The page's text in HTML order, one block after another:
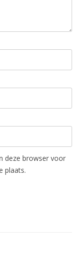
deze browser voor
plaats.